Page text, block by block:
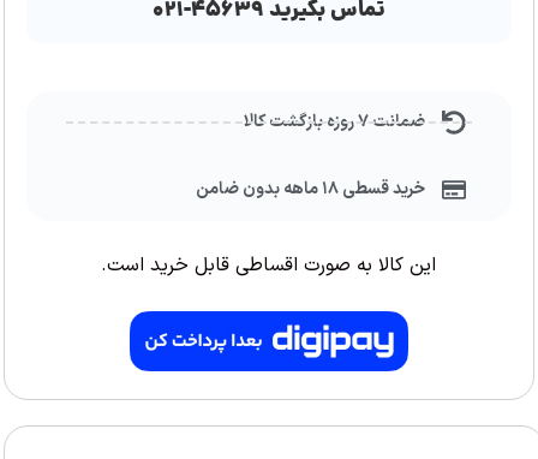
تماس بگیرید ۴۵۶۳۹-۰۲۱
ضمانت ۷ روزه بازگشت کالا
خرید قسطی ۱۸ ماهه بدون ضامن
این کالا به صورت اقساطی قابل خرید است.